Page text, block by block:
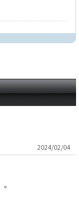
2024/02/04